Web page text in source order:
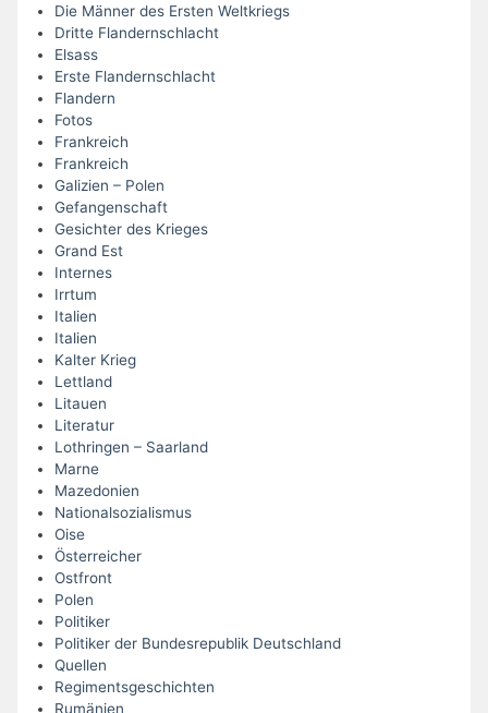
Die Männer des Ersten Weltkriegs
Dritte Flandernschlacht
Elsass
Erste Flandernschlacht
Flandern
Fotos
Frankreich
Frankreich
Galizien – Polen
Gefangenschaft
Gesichter des Krieges
Grand Est
Internes
Irrtum
Italien
Italien
Kalter Krieg
Lettland
Litauen
Literatur
Lothringen – Saarland
Marne
Mazedonien
Nationalsozialismus
Oise
Österreicher
Ostfront
Polen
Politiker
Politiker der Bundesrepublik Deutschland
Quellen
Regimentsgeschichten
Rumänien